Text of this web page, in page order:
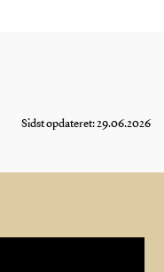
Sidst opdateret: 29.06.2026